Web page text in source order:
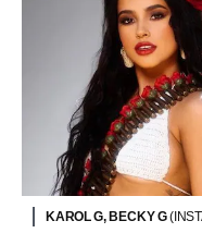
KAROL G, BECKY G